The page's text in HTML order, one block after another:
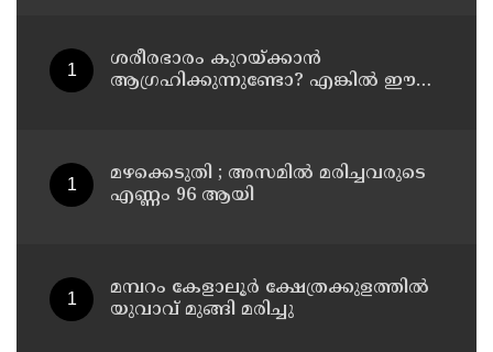
ശരീരഭാരം കുറയ്ക്കാൻ
ആഗ്രഹിക്കുന്നുണ്ടോ? എങ്കിൽ ഈ
മഴക്കെടുതി ; അസമില്‍ മരിച്ചവരുടെ
എണ്ണം 96 ആയി
മമ്പറം കേളാലൂർ ക്ഷേത്രക്കുളത്തിൽ
യുവാവ് മുങ്ങി മരിച്ചു